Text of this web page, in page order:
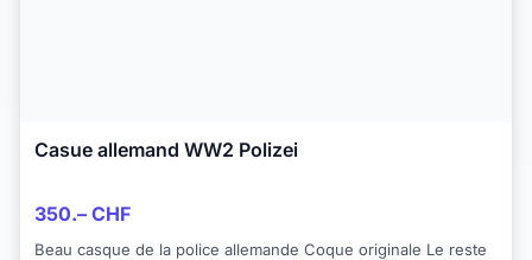
Casue allemand WW2 Polizei
350.– CHF
Beau casque de la police allemande Coque originale Le reste